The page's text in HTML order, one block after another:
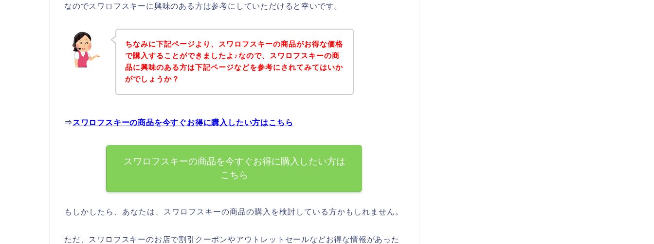
なのでスワロフスキーに興味のある方は参考にしていただけると幸いです。
ちなみに下記ページより、スワロフスキーの商品がお得な価格
で購入することができましたよ♪なので、スワロフスキーの商
品に興味のある方は下記ページなどを参考にされてみてはいか
がでしょうか？
⇒ スワロフスキーの商品を今すぐお得に購入したい方はこちら
スワロフスキーの商品を今すぐお得に購入したい方は
こちら
もしかしたら、あなたは、スワロフスキーの商品の購入を検討している方かもしれません。
ただ、スワロフスキーのお店で割引クーポンやアウトレットセールなどお得な情報があった